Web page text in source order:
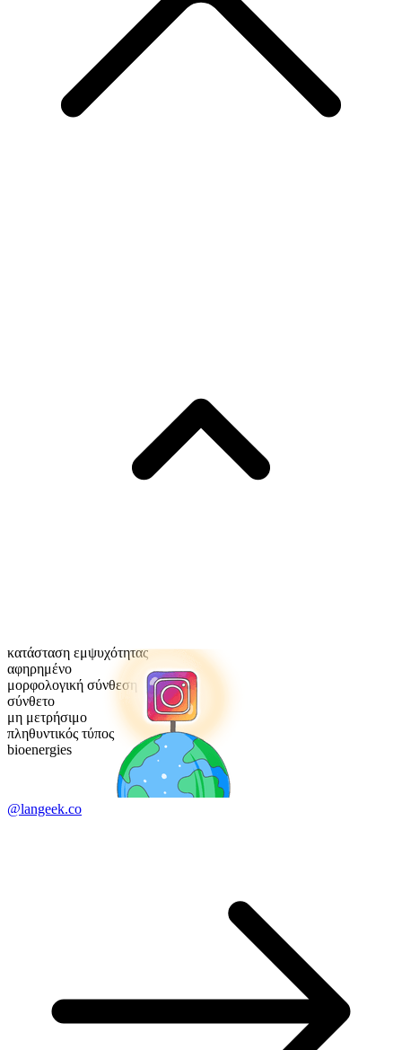
κατάσταση εμψυχότητας
αφηρημένο
μορφολογική σύνθεση
σύνθετο
μη μετρήσιμο
πληθυντικός τύπος
bioenergies
@langeek.co